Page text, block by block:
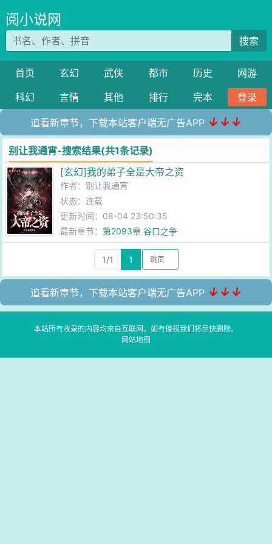
阅小说网
搜索
首页 玄幻 武侠 都市 历史
网游
科幻
言情 其他 排行 完本 登录
追看新章节，下载本站客户端无广告APP ↓↓↓
别让我通宵-搜索结果(共1条记录)
[玄幻]我的弟子全是大帝之资
作者： 别让我通宵
状态：连载
更新时间：08-04 23:50:35
最新章节：第2093章 谷口之争
1/1 1
追看新章节，下载本站客户端无广告APP ↓↓↓
本站所有收录的内容均来自互联网，如有侵权我们将尽快删除。
网站地图